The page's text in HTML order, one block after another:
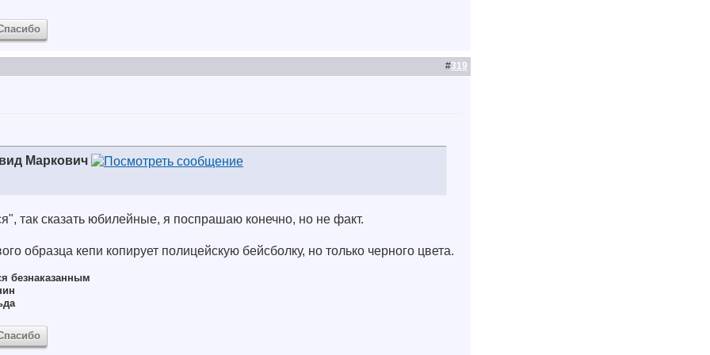
#319
Маркович
так сказать юбилейные, я поспрашаю конечно, но не факт.
образца кепи копирует полицейскую бейсболку, но только черного цвета.
безнаказанным